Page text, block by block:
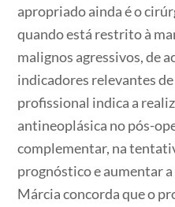
apropriado ainda é o
quando está restrito à
malignos agressivos, de
indicadores relevantes
profissional indica a
antineoplásica no pós-
complementar, na
prognóstico e aumentar
Márcia concorda que o